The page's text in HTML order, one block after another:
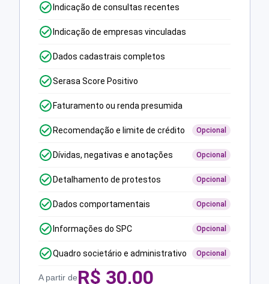
Indicação de consultas recentes
Indicação de empresas vinculadas
Dados cadastrais completos
Serasa Score Positivo
Faturamento ou renda presumida
Recomendação e limite de crédito Opcional
Dívidas, negativas e anotações Opcional
Detalhamento de protestos Opcional
Dados comportamentais Opcional
Informações do SPC Opcional
Quadro societário e administrativo Opcional
A partir deR$ 30,00